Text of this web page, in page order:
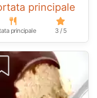
principale
principale 3 / 5